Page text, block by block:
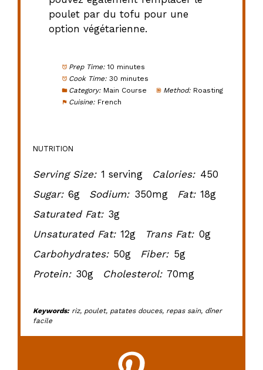
poulet par du tofu pour une
option végétarienne.
Prep Time: 10 minutes
Cook Time: 30 minutes
Category: Main Course Method: Roasting
Cuisine: French
NUTRITION
Serving Size: 1 serving Calories: 450
Sugar: 6g Sodium: 350mg Fat: 18g
Saturated Fat: 3g
Unsaturated Fat: 12g Trans Fat: 0g
Carbohydrates: 50g Fiber: 5g
Protein: 30g Cholesterol: 70mg
Keywords:riz, poulet, patates douces, repas sain, dîner
facile